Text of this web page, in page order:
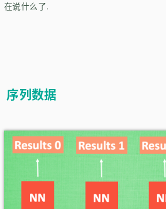
在说什么了.
序列数据